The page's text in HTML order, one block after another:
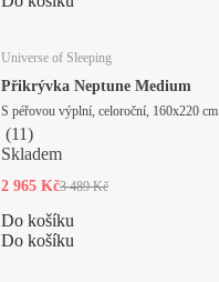
Universe of Sleeping
Přikrývka Neptune Medium
S péřovou výplní, celoroční, 160x220 cm
(11)
Skladem
2 965 Kč3 489 Kč
Do košíku
Do košíku